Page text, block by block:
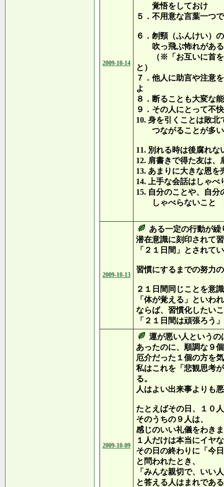
2009-10-14
覚悟をしておけ
５．不用意な言葉一つ
６．刎頸（ふんけい）
吹っ飛ぶ怖れがある
（※「お互いに首を
と）
７．他人に助言や注意
よ
８．断ることも大変な
９．その人にとって不
10. 身を引くことは敗
つながることが多い
11. 別れる時は後腐れな
12. 肩書きで得た友は
13. あまりに大きな恩
14. 上手な会話はしゃ
15. 自分のことや、自
しゃべらないこと
2009-10-13
ある一定の行動が
潜在意識に刻印されて
「２１日間」とされて
習慣にするまでの努力
２１日間同じことを意
「体が覚える」といわ
ならば、習慣化したい
「２１日間は頑張ろう
2009-10-09
運が悪い人というの
あったのに、順調な９
厄介だった１個の方を
私はこれを「悲観思考
る。
人はよい出来事よりも
たとえばその日、１０
そのうちの９人は、
感じのいい礼儀をわき
１人だけは本当にイヤ
その日の終わりに「今
と問われたとき、
「みんな親切で、いい
と答える人はまれであ